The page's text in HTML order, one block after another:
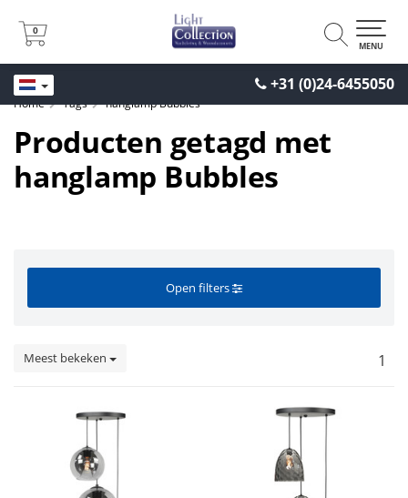
+31 (0)24-6455050
0
0
MENU
Home Tags hanglamp Bubbles
Producten getagd met
hanglamp Bubbles
Open filters
Meest bekeken 1